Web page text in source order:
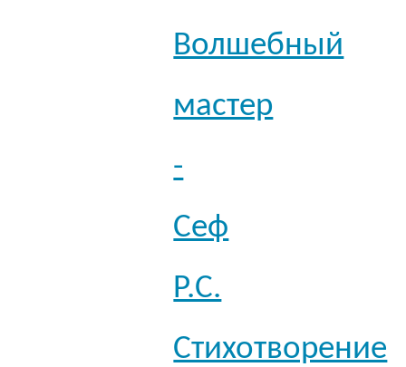
Волшебный
мастер
-
Сеф
Р.С.
Стихотворение